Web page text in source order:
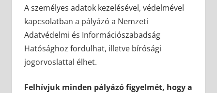
A személyes adatok kezelésével, védelmével
kapcsolatban a pályázó a Nemzeti
Adatvédelmi és Információszabadság
Hatósághoz fordulhat, illetve bírósági
jogorvoslattal élhet.
Felhívjuk minden pályázó figyelmét, hogy a